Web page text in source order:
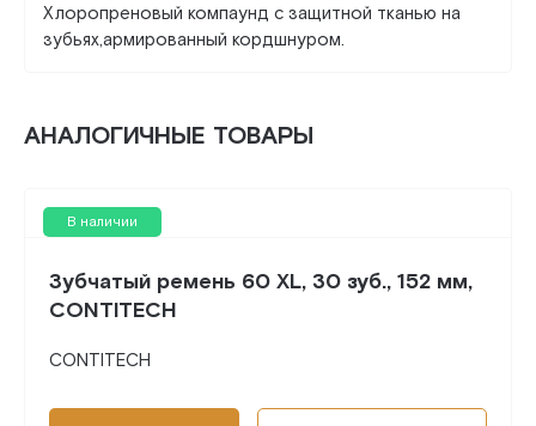
Хлоропреновый компаунд с защитной тканью на
зубьях,армированный кордшнуром.
АНАЛОГИЧНЫЕ ТОВАРЫ
В наличии
Зубчатый ремень 60 XL, 30 зуб., 152 мм,
CONTITECH
CONTITECH